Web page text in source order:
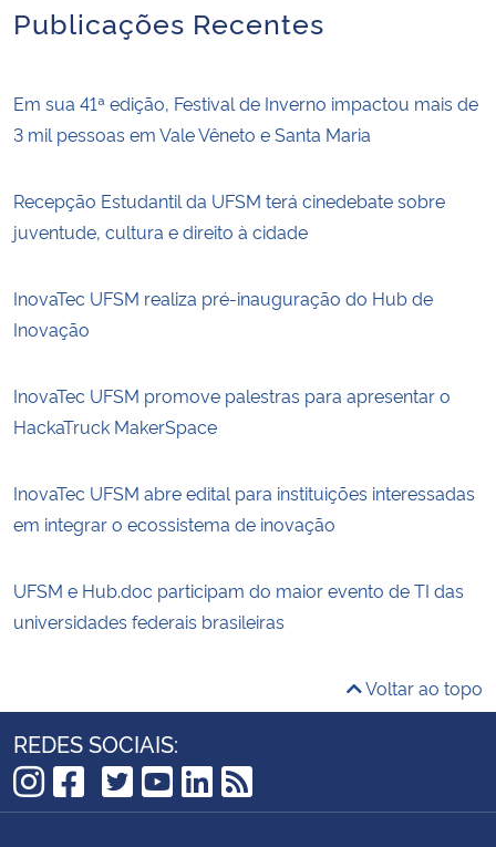
Publicações Recentes
Em sua 41ª edição, Festival de Inverno impactou mais de
3 mil pessoas em Vale Vêneto e Santa Maria
Recepção Estudantil da UFSM terá cinedebate sobre
juventude, cultura e direito à cidade
InovaTec UFSM realiza pré-inauguração do Hub de
Inovação
InovaTec UFSM promove palestras para apresentar o
HackaTruck MakerSpace
InovaTec UFSM abre edital para instituições interessadas
em integrar o ecossistema de inovação
UFSM e Hub.doc participam do maior evento de TI das
universidades federais brasileiras
Voltar ao topo
REDES SOCIAIS:
Instagram
Facebook
TikTok
Twitter
YouTube
LinkedIn
RSS